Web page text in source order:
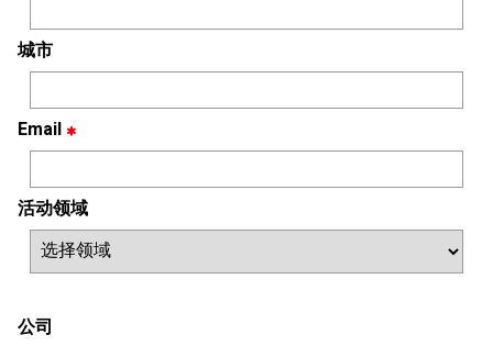
城市
Email
活动领域
公司